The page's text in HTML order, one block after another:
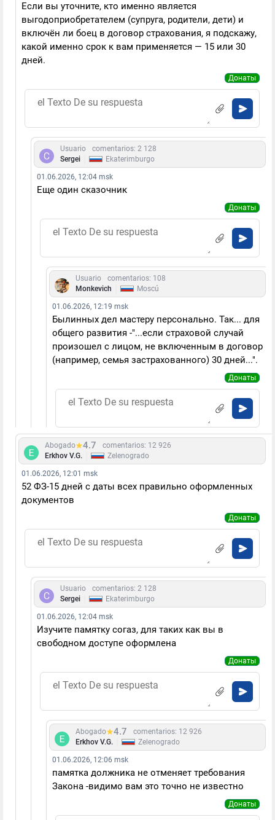
Если вы уточните, кто именно является
выгодоприобретателем (супруга, родители, дети) и
включён ли боец в договор страхования, я подскажу,
какой именно срок к вам применяется — 15 или 30
дней.
Донаты
Usuario
comentarios: 2 128
Sergei
Ekaterimburgo
01.06.2026, 12:04 msk
Еще один сказочник
Донаты
Usuario
comentarios: 108
Monkevich
Moscú
01.06.2026, 12:19 msk
Былинных дел мастеру персонально. Так... для
общего развития -"...если страховой случай
произошел с лицом, не включенным в договор
(например, семья застрахованного) 30 дней...".
Донаты
Abogado 4.7
comentarios: 12 926
Erkhov V.G.
Zelenogrado
01.06.2026, 12:01 msk
52 ФЗ-15 дней с даты всех правильно оформленных
документов
Донаты
Usuario
comentarios: 2 128
Sergei
Ekaterimburgo
01.06.2026, 12:04 msk
Изучите памятку согаз, для таких как вы в
свободном доступе оформлена
Донаты
Abogado 4.7
comentarios: 12 926
Erkhov V.G.
Zelenogrado
01.06.2026, 12:06 msk
памятка должника не отменяет требования
Закона -видимо вам это точно не известно
Донаты